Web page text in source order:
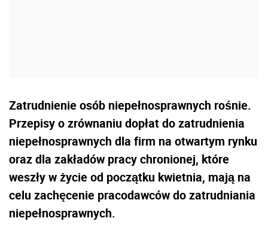
Zatrudnienie osób niepełnosprawnych rośnie.
Przepisy o zrównaniu dopłat do zatrudnienia
niepełnosprawnych dla firm na otwartym rynku
oraz dla zakładów pracy chronionej, które
weszły w życie od początku kwietnia, mają na
celu zachęcenie pracodawców do zatrudniania
niepełnosprawnych.